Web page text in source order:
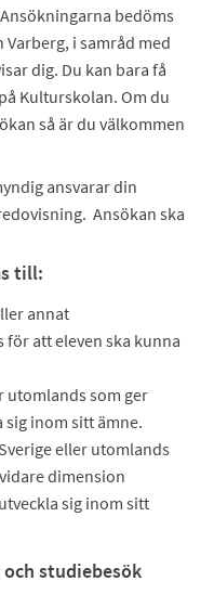
Ansökningarna bedöms
i samråd med
dig. Du kan bara få
Kulturskolan. Om du
så är du välkommen
ansvarar din
Ansökan ska
till:
annat
att eleven ska kunna
utomlands som ger
inom sitt ämne.
eller utomlands
dimension
sig inom sitt
studiebesök